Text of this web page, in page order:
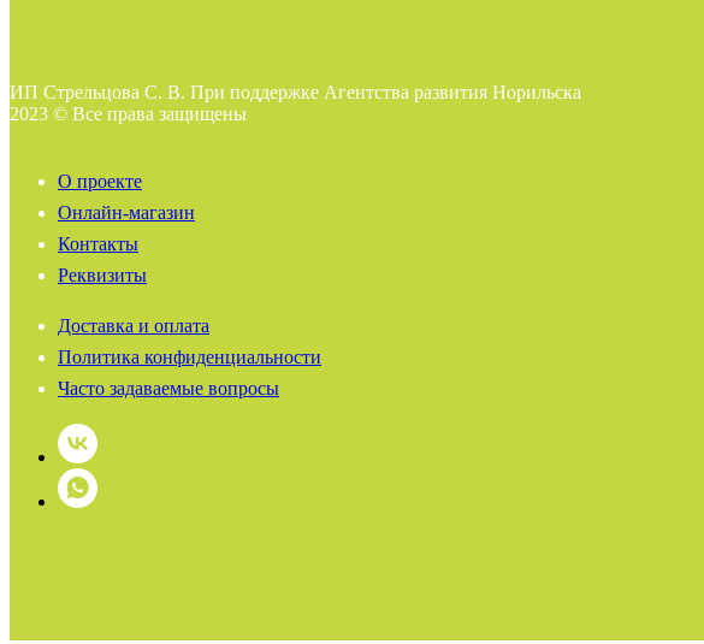
ИП Стрельцова С. В. При поддержке Агентства развития Норильска
2023 © Все права защищены
О проекте
Онлайн-магазин
Контакты
Реквизиты
Доставка и оплата
Политика конфиденциальности
Часто задаваемые вопросы